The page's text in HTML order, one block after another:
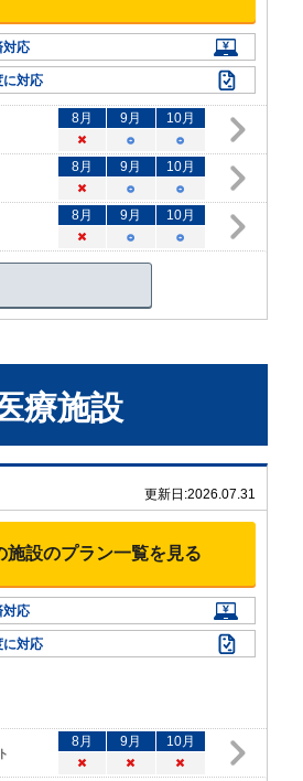
対応
に対応
8月 9月 10月
×
○ ○
8月 9月 10月
×
○ ○
8月 9月 10月
×
○ ○
療施設
更新日:2026.07.31
施設のプラン一覧を見る
対応
に対応
8月 9月 10月
×
× ×